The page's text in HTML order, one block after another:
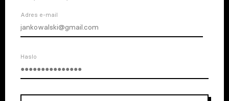
Adres e-mail
Haslo